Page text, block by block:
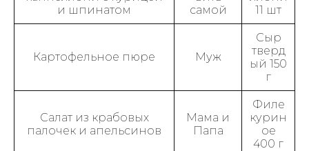
и шпинатом
самой
11 шт
Картофельное пюре Муж
Сыр
тверд
ый 150
г
Салат из крабовых
палочек и апельсинов
Мама и
Папа
Филе
курин
ое
400 г